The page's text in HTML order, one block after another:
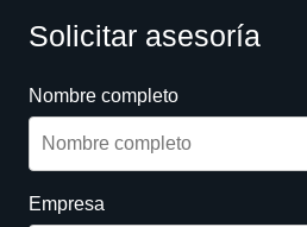
Solicitar asesoría
Nombre completo
Empresa